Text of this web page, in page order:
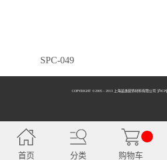
SPC-049
SPC-050
COPYRIGHT ©2005 - 2013 上海品逸装饰材料有限公司 泸ICP
首页 分类 购物车